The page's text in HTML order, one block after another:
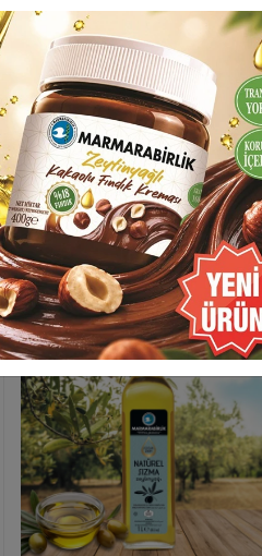
5 Lt. Soğuk Sıkım Natürel
Sızma Zeytinyağı (teneke)
2475.00